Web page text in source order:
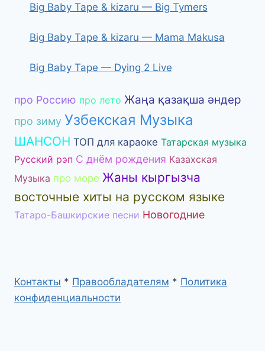
Big Baby Tape & kizaru — Big Tymers
Big Baby Tape & kizaru — Mama Makusa
Big Baby Tape — Dying 2 Live
про Россию про лето Жаңа қазақша әндер
про зиму Узбекская Музыка
ШАНСОН ТОП для караоке Татарская музыка
Русский рэп С днём рождения Казахская
Музыка про море Жаны кыргызча
восточные хиты на русском языке
Татаро-Башкирские песни Новогодние
Контакты * Правообладателям * Политика
конфиденциальности